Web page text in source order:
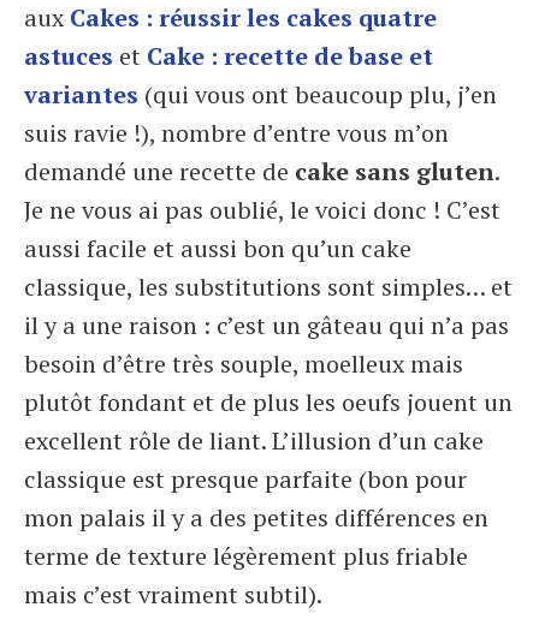
aux Cakes : réussir les cakes quatre
astuces et Cake : recette de base et
variantes (qui vous ont beaucoup plu, j’en
suis ravie !), nombre d’entre vous m’on
demandé une recette de cake sans gluten.
Je ne vous ai pas oublié, le voici donc ! C’est
aussi facile et aussi bon qu’un cake
classique, les substitutions sont simples… et
il y a une raison : c’est un gâteau qui n’a pas
besoin d’être très souple, moelleux mais
plutôt fondant et de plus les oeufs jouent un
excellent rôle de liant. L’illusion d’un cake
classique est presque parfaite (bon pour
mon palais il y a des petites différences en
terme de texture légèrement plus friable
mais c’est vraiment subtil).